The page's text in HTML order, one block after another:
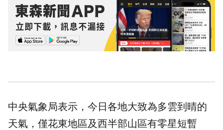
中央氣象局表示，今日各地大致為多雲到晴的
天氣，僅花東地區及西半部山區有零星短暫